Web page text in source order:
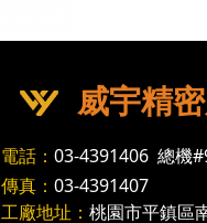
威宇精
電話： 03-4391406 總機
傳真： 03-4391407
工廠地址： 桃園市平鎮區